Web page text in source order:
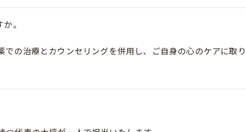
。
の治療とカウンセリングを併用し、ご自身の心のケアに取